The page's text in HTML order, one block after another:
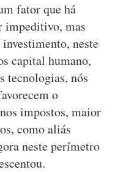
fator que há
impeditivo, mas
neste
capital humano,
tecnologias, nós
o
impostos, maior
como aliás
neste perímetro